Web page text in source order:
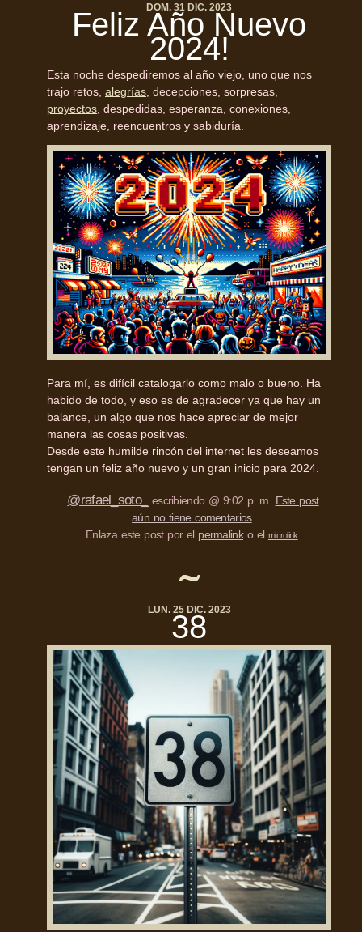
DOM. 31 DIC. 2023
Feliz Año Nuevo
2024!
Esta noche despediremos al año viejo, uno que nos
trajo retos, alegrías , decepciones, sorpresas,
proyectos , despedidas, esperanza, conexiones,
aprendizaje, reencuentros y sabiduría.
Para mí, es difícil catalogarlo como malo o bueno. Ha
habido de todo, y eso es de agradecer ya que hay un
balance, un algo que nos hace apreciar de mejor
manera las cosas positivas.
Desde este humilde rincón del internet les deseamos
tengan un feliz año nuevo y un gran inicio para 2024.
@rafael_soto_ escribiendo @ 9:02 p. m. Este post
aún no tiene comentarios.
Enlaza este post por el permalinko el microlink
LUN. 25 DIC. 2023
38